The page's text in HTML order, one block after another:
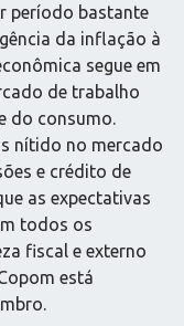
período bastante
da inflação à
segue em
de trabalho
do consumo.
nítido no mercado
e crédito de
as expectativas
todos os
fiscal e externo
está